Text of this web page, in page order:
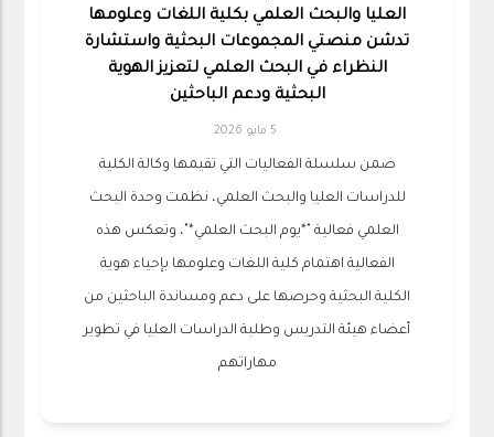
العليا والبحث العلمي بكلية اللغات وعلومها
تدشن منصتي المجموعات البحثية واستشارة
النظراء في البحث العلمي لتعزيز الهوية
البحثية ودعم الباحثين
5 مايو 2026
‏ضمن سلسلة الفعاليات التي تقيمها وكالة الكلية
للدراسات العليا والبحث العلمي، نظمت وحدة البحث
العلمي فعالية "*يوم البحث العلمي*"، وتعكس هذه
الفعالية اهتمام كلية اللغات وعلومها بإحياء هوية
الكلية البحثية وحرصها على دعم ومساندة الباحثين من
أعضاء هيئة التدريس وطلبة الدراسات العليا في تطوير
مهاراتهم